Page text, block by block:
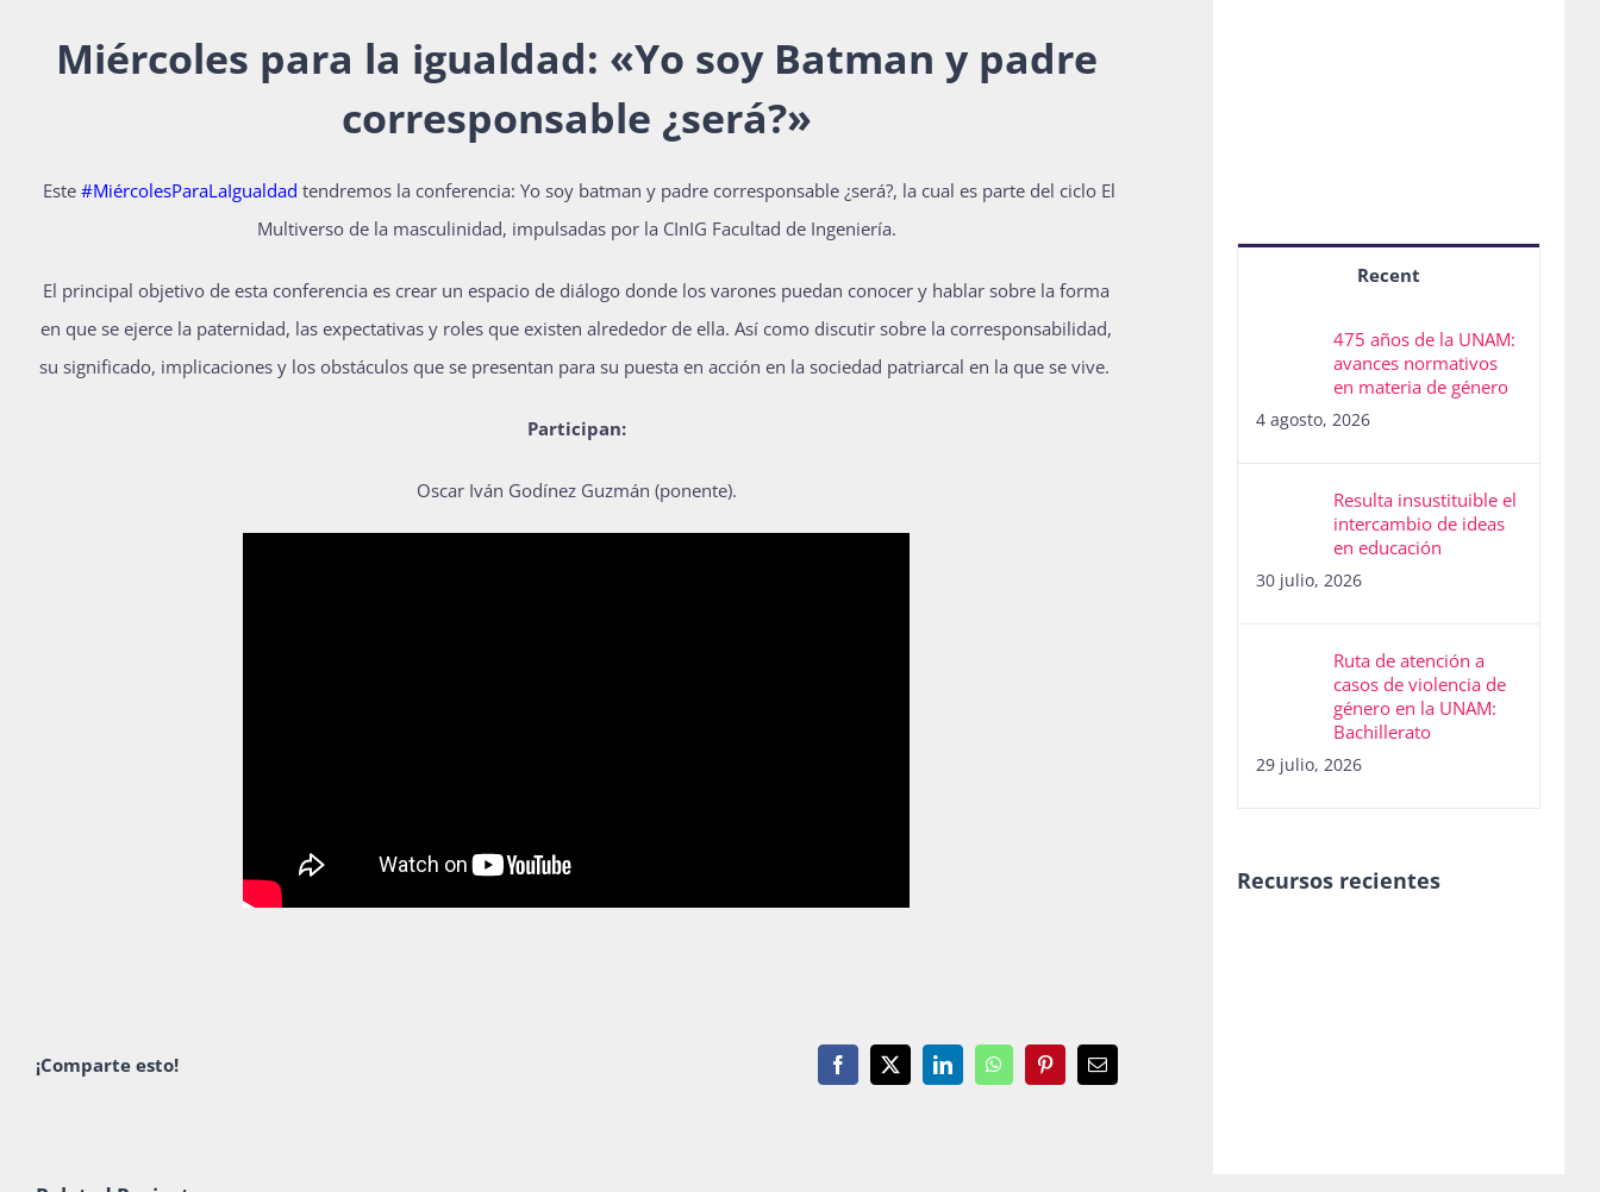
Miércoles para la igualdad: «Yo soy Batman y padre
corresponsable ¿será?»
Este #MiércolesParaLaIgualdad tendremos la conferencia: Yo soy batman y padre corresponsable ¿será?, la cual es parte del ciclo El
Multiverso de la masculinidad, impulsadas por la CInIG Facultad de Ingeniería.
El principal objetivo de esta conferencia es crear un espacio de diálogo donde los varones puedan conocer y hablar sobre la forma
en que se ejerce la paternidad, las expectativas y roles que existen alrededor de ella. Así como discutir sobre la corresponsabilidad,
su significado, implicaciones y los obstáculos que se presentan para su puesta en acción en la sociedad patriarcal en la que se vive.
Participan:
Oscar Iván Godínez Guzmán (ponente).
¡Comparte esto! Facebook
X LinkedInWhatsAppPinterestEmail
Recent
475 años de la UNAM:
avances normativos
en materia de género
4 agosto, 2026
Resulta insustituible el
intercambio de ideas
en educación
30 julio, 2026
Ruta de atención a
casos de violencia de
género en la UNAM:
Bachillerato
29 julio, 2026
Recursos recientes